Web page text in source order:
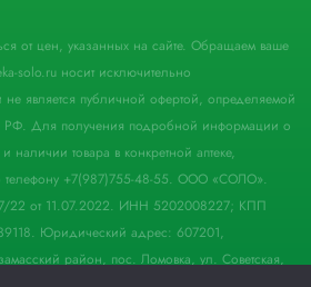
от цен, указанных на сайте. Обращаем ваше
solo.ru носит исключительно
является публичной офертой, определяемой
РФ. Для получения подробной информации о
наличии товара в конкретной аптеке,
телефону +7(987)755-48-55. ООО «СОЛО».
22 от 11.07.2022. ИНН 5202008227; КПП
Юридический адрес: 607201,
район, пос. Ломовка, ул. Советская,